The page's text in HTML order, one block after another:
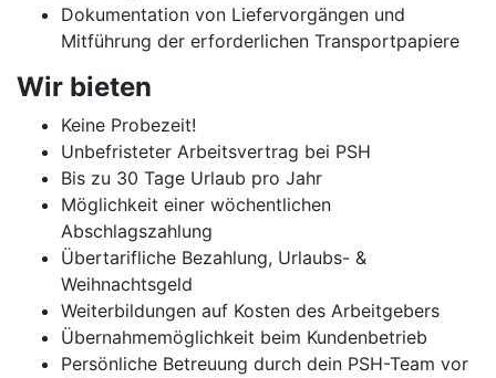
Dokumentation von Liefervorgängen und
Mitführung der erforderlichen Transportpapiere
Wir bieten
Keine Probezeit!
Unbefristeter Arbeitsvertrag bei PSH
Bis zu 30 Tage Urlaub pro Jahr
Möglichkeit einer wöchentlichen
Abschlagszahlung
Übertarifliche Bezahlung, Urlaubs- &
Weihnachtsgeld
Weiterbildungen auf Kosten des Arbeitgebers
Übernahmemöglichkeit beim Kundenbetrieb
Persönliche Betreuung durch dein PSH-Team vor